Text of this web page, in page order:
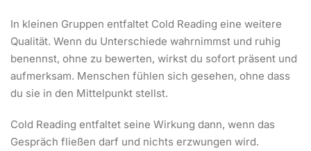
In kleinen Gruppen entfaltet Cold Reading eine weitere
Qualität. Wenn du Unterschiede wahrnimmst und ruhig
benennst, ohne zu bewerten, wirkst du sofort präsent und
aufmerksam. Menschen fühlen sich gesehen, ohne dass
du sie in den Mittelpunkt stellst.
Cold Reading entfaltet seine Wirkung dann, wenn das
Gespräch fließen darf und nichts erzwungen wird.